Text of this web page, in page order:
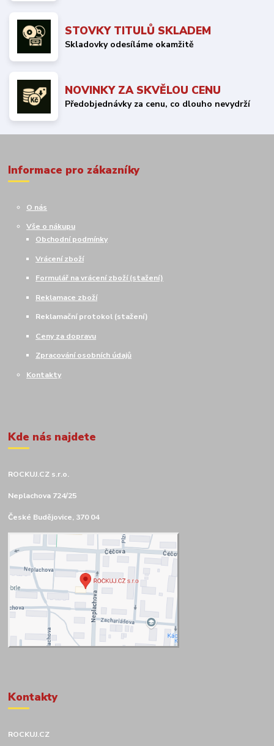
STOVKY TITULŮ SKLADEM
Skladovky odesíláme okamžitě
NOVINKY ZA SKVĚLOU CENU
Předobjednávky za cenu, co dlouho nevydrží
Informace pro zákazníky
O nás
Vše o nákupu
Obchodní podmínky
Vrácení zboží
Formulář na vrácení zboží (stažení)
Reklamace zboží
Reklamační protokol (stažení)
Ceny za dopravu
Zpracování osobních údajů
Kontakty
Kde nás najdete
ROCKUJ.CZ s.r.o.
Neplachova 724/25
České Budějovice, 370 04
Kontakty
ROCKUJ.CZ